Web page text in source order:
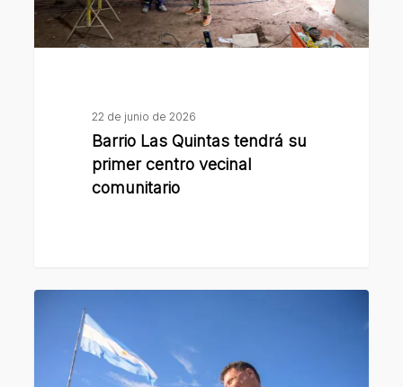
vecinal
comunitario
22 de junio de 2026
Barrio Las Quintas tendrá su
primer centro vecinal
comunitario
cálida
fiesta